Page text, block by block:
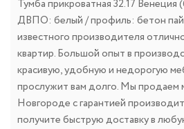
Тумба прикроватная 32.17
ДВПО: белый / профиль: бетон
известного производителя
квартир. Большой опыт в
красивую, удобную и недорогую
прослужит вам долго. Мы
Новгороде с гарантией
получите быструю доставку в